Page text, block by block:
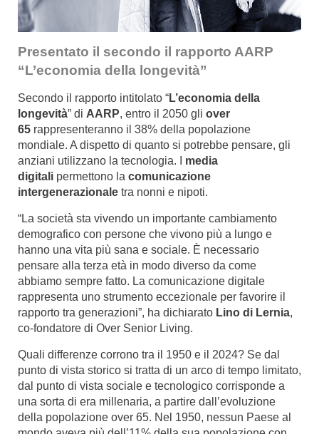
Presentato il secondo il rapporto AARP
“L’economia della longevità”
Secondo il rapporto intitolato “L’economia della
longevità” di AARP, entro il 2050 gli over
65 rappresenteranno il 38% della popolazione
mondiale. A dispetto di quanto si potrebbe pensare, gli
anziani utilizzano la tecnologia. I
media
digitali permettono la comunicazione
intergenerazionale tra nonni e nipoti.
“La società sta vivendo un importante cambiamento
demografico con persone che vivono più a lungo e
hanno una vita più sana e sociale. È necessario
pensare alla terza età in modo diverso da come
abbiamo sempre fatto. La comunicazione digitale
rappresenta uno strumento eccezionale per favorire il
rapporto tra generazioni”, ha dichiarato Lino di Lernia,
co-fondatore di Over Senior Living.
Quali differenze corrono tra il 1950 e il 2024? Se dal
punto di vista storico si tratta di un arco di tempo limitato,
dal punto di vista sociale e tecnologico corrisponde a
una sorta di era millenaria, a partire dall’evoluzione
della popolazione over 65. Nel 1950, nessun Paese al